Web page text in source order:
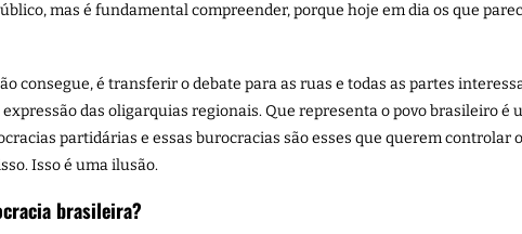
mas é fundamental compreender, porque hoje em dia os que
consegue, é transferir o debate para as ruas e todas as partes
das oligarquias regionais. Que representa o povo brasileiro é
partidárias e essas burocracias são esses que querem controlar
Isso é uma ilusão.
brasileira?